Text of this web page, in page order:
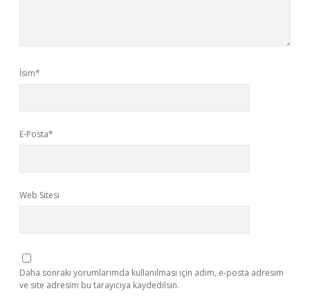
İsim*
E-Posta*
Web Sitesi
Daha sonraki yorumlarımda kullanılması için adım, e-posta adresim
ve site adresim bu tarayıcıya kaydedilsin.